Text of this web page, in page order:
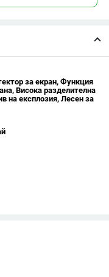
за екран, Функция
Висока разделителна
на експлозия, Лесен за